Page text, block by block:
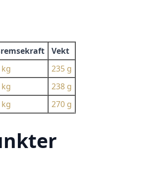
Vekt
235 g
238 g
kg 270 g